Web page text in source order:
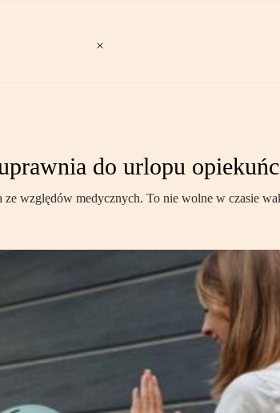
do urlopu
względów medycznych. To nie wolne w czasie